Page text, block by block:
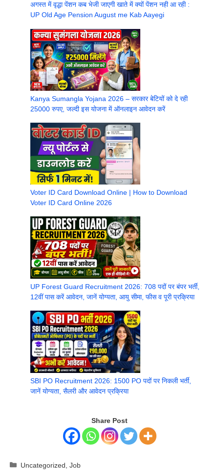
अगस्त में वृद्धा पेंशन कब भेजी जाएगी खाते में क्यों पेंशन नही आ रही :
UP Old Age Pension August me Kab Aayegi
Kanya Sumangla Yojana 2026 – सरकार बेटियों को दे रही
25000 रुपए, जल्दी इस योजना में ऑनलाइन आवेदन करें
Voter ID Card Download Online | How to Download
Voter ID Card Online 2026
UP Forest Guard Recruitment 2026: 708 पदों पर बंपर भर्ती,
12वीं पास करें आवेदन, जानें योग्यता, आयु सीमा, फीस व पूरी प्रक्रिया
SBI PO Recruitment 2026: 1500 PO पदों पर निकली भर्ती,
जानें योग्यता, सैलरी और आवेदन प्रक्रिया
Share Post
Categories
Uncategorized ,Job